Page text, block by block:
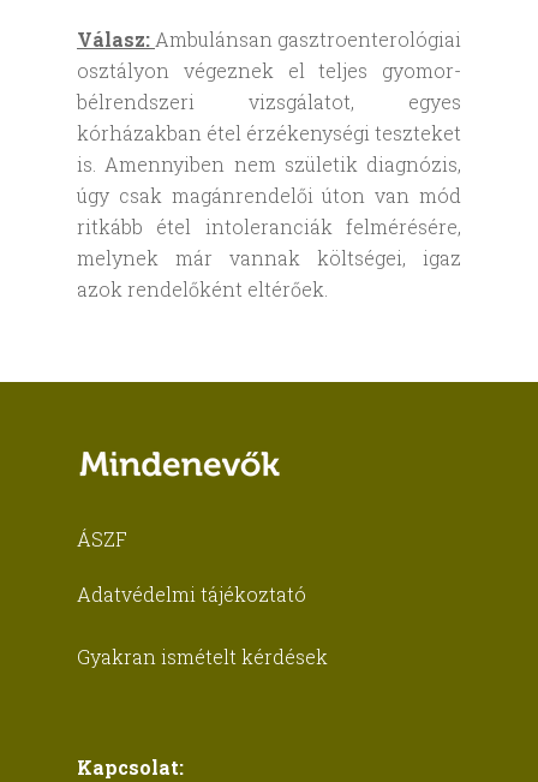
Válasz: Ambulánsan gasztroenterológiai
osztályon végeznek el teljes gyomor-
bélrendszeri vizsgálatot, egyes
kórházakban étel érzékenységi teszteket
is. Amennyiben nem születik diagnózis,
úgy csak magánrendelői úton van mód
ritkább étel intoleranciák felmérésére,
melynek már vannak költségei, igaz
azok rendelőként eltérőek.
ÁSZF
Adatvédelmi tájékoztató
Gyakran ismételt kérdések
Kapcsolat: